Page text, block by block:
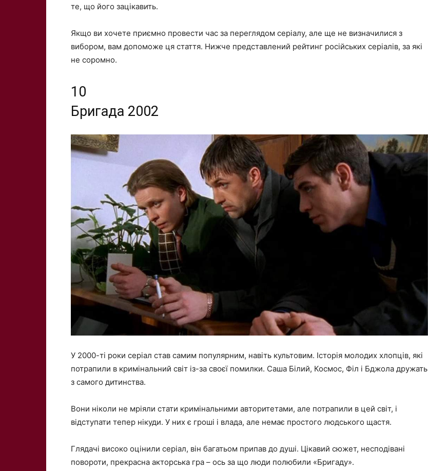
те, що його зацікавить.
Якщо ви хочете приємно провести час за переглядом серіалу, але ще не визначилися з
вибором, вам допоможе ця стаття. Нижче представлений рейтинг російських серіалів, за які
не соромно.
10
Бригада 2002
У 2000-ті роки серіал став самим популярним, навіть культовим. Історія молодих хлопців, які
потрапили в кримінальний світ із-за своєї помилки. Саша Білий, Космос, Філ і Бджола дружать
з самого дитинства.
Вони ніколи не мріяли стати кримінальними авторитетами, але потрапили в цей світ, і
відступати тепер нікуди. У них є гроші і влада, але немає простого людського щастя.
Глядачі високо оцінили серіал, він багатьом припав до душі. Цікавий сюжет, несподівані
повороти, прекрасна акторська гра – ось за що люди полюбили «Бригаду».